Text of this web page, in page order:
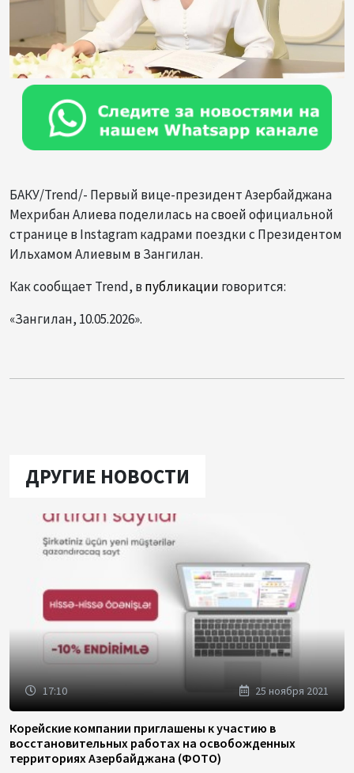
БАКУ/Trend/- Первый вице-президент Азербайджана
Мехрибан Алиева поделилась на своей официальной
странице в Instagram кадрами поездки с Президентом
Ильхамом Алиевым в Зангилан.
Как сообщает Trend, в публикации говорится:
«Зангилан, 10.05.2026».
ДРУГИЕ НОВОСТИ
17:10 25 ноября 2021
Корейские компании приглашены к участию в
восстановительных работах на освобожденных
территориях Азербайджана (ФОТО)